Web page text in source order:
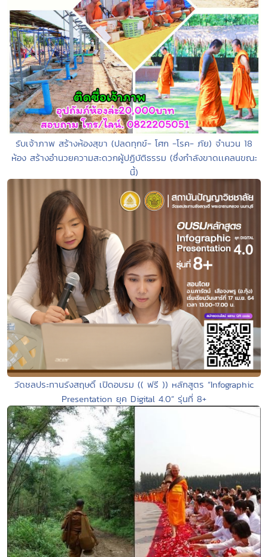
รับเจ้าภาพ สร้างห้องสุขา (ปลดทุกข์- โศก -โรค- ภัย) จำนวน 18
ห้อง สร้างอำนวยความสะดวกผู้ปฏิบัติธรรม (ซึ่งกำลังขาดเเคลนขณะ
นี้)
วัดชลประทานรังสฤษดิ์ เปิดอบรม (( ฟรี )) หลักสูตร “Infographic
Presentation ยุค Digital 4.0” รุ่นที่ 8+